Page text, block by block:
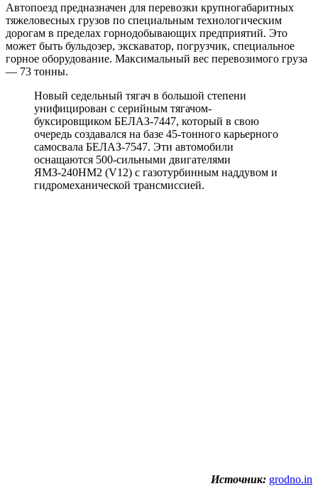
Автопоезд предназначен для перевозки крупногабаритных
тяжеловесных грузов по специальным технологическим
дорогам в пределах горнодобывающих предприятий. Это
может быть бульдозер, экскаватор, погрузчик, специальное
горное оборудование. Максимальный вес перевозимого груза
— 73 тонны.
Новый седельный тягач в большой степени
унифицирован с серийным тягачом-
буксировщиком БЕЛАЗ-7447, который в свою
очередь создавался на базе 45-тонного карьерного
самосвала БЕЛАЗ-7547. Эти автомобили
оснащаются 500-сильными двигателями
ЯМЗ-240НМ2 (V12) с газотурбинным наддувом и
гидромеханической трансмиссией.
Источник: grodno.in